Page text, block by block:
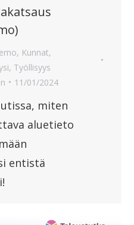
, Kunnat,
, Työllisyys
11/01/2024
miten
aluetieto
entistä